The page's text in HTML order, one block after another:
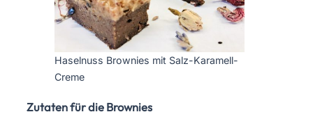
Haselnuss Brownies mit Salz-Karamell-
Creme
Zutaten für die Brownies